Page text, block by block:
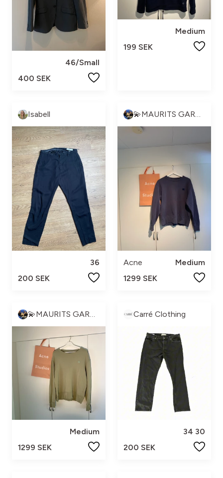
46/Small
400 SEK
Medium
199 SEK
Isabell
36
200 SEK
Acne
Medium
1299 SEK
💫MAURITS GARDEROB💫
Medium
1299 SEK
Carré Clothing
34 30
200 SEK